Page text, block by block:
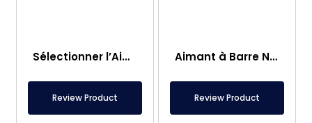
Sélectionner l’Aimant de Pêche – Aimant Puissant de Sauvetage en Mer
Review Product
Aimant à Barre Neodyme Ø25×250 mm – Connexion M8 Femelle d’un Côté
Review Product